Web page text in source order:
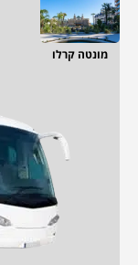
מונטה קרלו